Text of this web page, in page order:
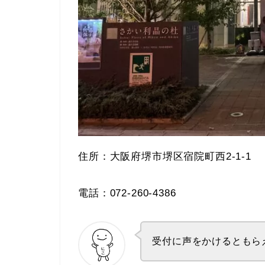
住所：大阪府堺市堺区宿院町西2-1-1
電話：072-260-4386
受付に声をかけるともら